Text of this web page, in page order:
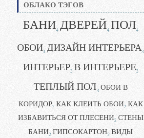
ОБЛАКО ТЭГОВ
БАНИ4 ДВЕРЕЙ4 ПОЛ4
ОБОИ3 ДИЗАЙН ИНТЕРЬЕРА3
ИНТЕРЬЕР3 В ИНТЕРЬЕРЕ3
ТЕПЛЫЙ ПОЛ3 ОБОИ В
КОРИДОР2 КАК КЛЕИТЬ ОБОИ2 КАК
ИЗБАВИТЬСЯ ОТ ПЛЕСЕНИ2 СТЕНЫ
БАНИ2 ГИПСОКАРТОН2 ВИДЫ